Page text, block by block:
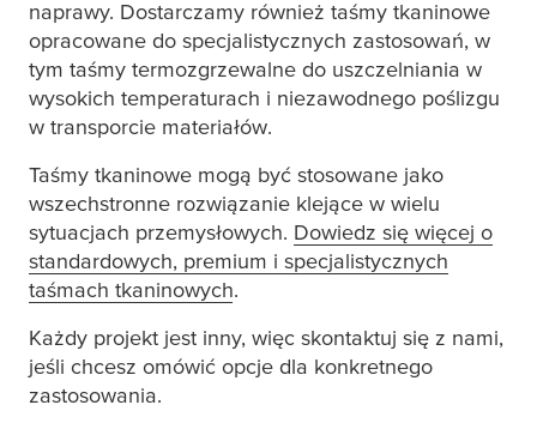
naprawy. Dostarczamy również taśmy tkaninowe
opracowane do specjalistycznych zastosowań, w
tym taśmy termozgrzewalne do uszczelniania w
wysokich temperaturach i niezawodnego poślizgu
w transporcie materiałów.
Taśmy tkaninowe mogą być stosowane jako
wszechstronne rozwiązanie klejące w wielu
sytuacjach przemysłowych. Dowiedz się więcej o
standardowych, premium i specjalistycznych
taśmach tkaninowych.
Każdy projekt jest inny, więc skontaktuj się z nami,
jeśli chcesz omówić opcje dla konkretnego
zastosowania.